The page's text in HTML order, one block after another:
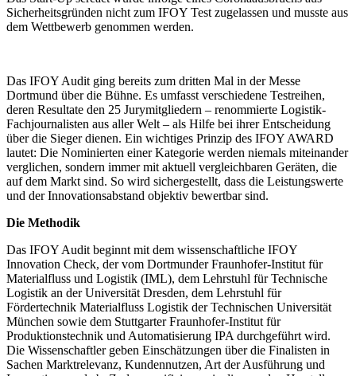
Sicherheitsgründen nicht zum IFOY Test zugelassen und musste aus
dem Wettbewerb genommen werden.
Das IFOY Audit ging bereits zum dritten Mal in der Messe
Dortmund über die Bühne. Es umfasst verschiedene Testreihen,
deren Resultate den 25 Jurymitgliedern – renommierte Logistik-
Fachjournalisten aus aller Welt – als Hilfe bei ihrer Entscheidung
über die Sieger dienen. Ein wichtiges Prinzip des IFOY AWARD
lautet: Die Nominierten einer Kategorie werden niemals miteinander
verglichen, sondern immer mit aktuell vergleichbaren Geräten, die
auf dem Markt sind. So wird sichergestellt, dass die Leistungswerte
und der Innovationsabstand objektiv bewertbar sind.
Die Methodik
Das IFOY Audit beginnt mit dem wissenschaftliche IFOY
Innovation Check, der vom Dortmunder Fraunhofer-Institut für
Materialfluss und Logistik (IML), dem Lehrstuhl für Technische
Logistik an der Universität Dresden, dem Lehrstuhl für
Fördertechnik Materialfluss Logistik der Technischen Universität
München sowie dem Stuttgarter Fraunhofer-Institut für
Produktionstechnik und Automatisierung IPA durchgeführt wird.
Die Wissenschaftler geben Einschätzungen über die Finalisten in
Sachen Marktrelevanz, Kundennutzen, Art der Ausführung und